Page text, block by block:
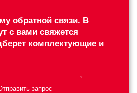
обратной связи. В
с вами свяжется
комплектующие и
запрос